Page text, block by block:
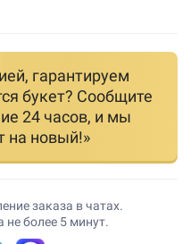
гарантируем
букет? Сообщите
24 часов, и мы
на новый!»
заказа в чатах.
более 5 минут.